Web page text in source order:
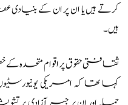
کرتے ہیں یا ان پر ان کے
ہیں۔
ثقافتی حقوق پر اقوام
کہا تھا کہ امریکی